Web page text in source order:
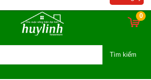
0
Tìm kiếm